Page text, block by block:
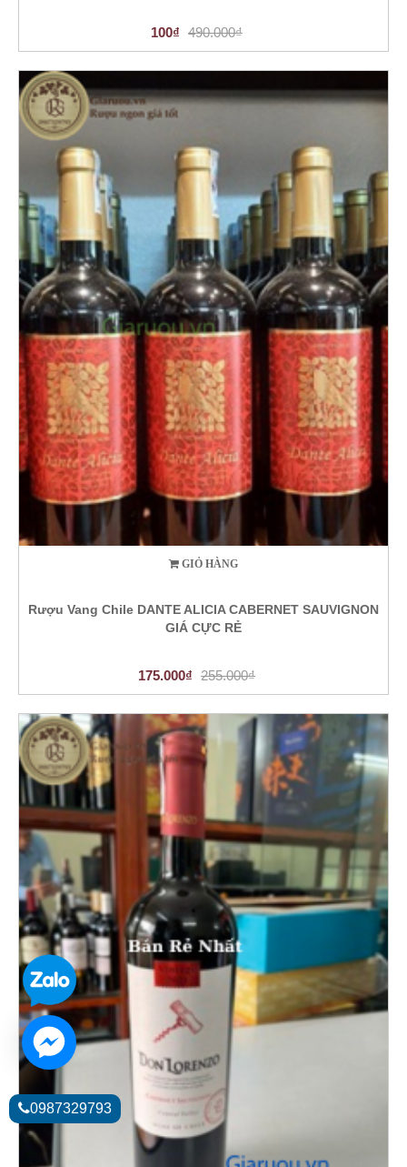
100₫ 490.000₫
GIỎ HÀNG
Rượu Vang Chile DANTE ALICIA CABERNET SAUVIGNON
GIÁ CỰC RẺ
175.000₫ 255.000₫
0987329793